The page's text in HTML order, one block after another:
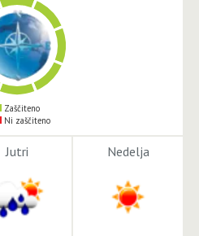
Zaščiteno
Ni zaščiteno
Jutri Nedelja